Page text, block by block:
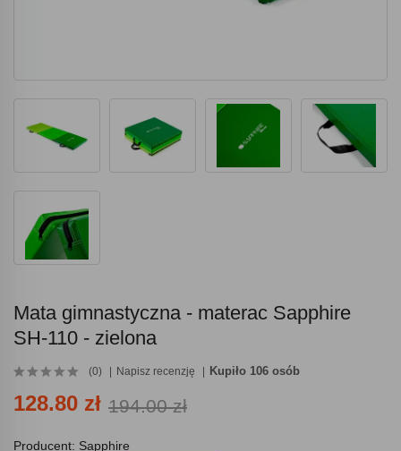
Mata gimnastyczna - materac Sapphire
SH-110 - zielona
(0) Napisz recenzję Kupiło 106 osób
128.80 zł 194.00 zł
Producent: Sapphire